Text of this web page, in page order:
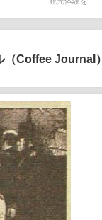
（Coffee Journal）